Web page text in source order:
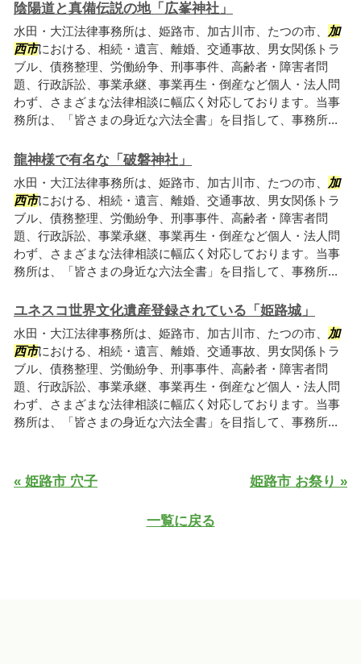
陰陽道と真備伝説の地「広峯神社」
水田・大江法律事務所は、姫路市、加古川市、たつの市、 加
西市における、相続・遺言、離婚、交通事故、男女関係トラ
ブル、債務整理、労働紛争、刑事事件、高齢者・障害者問
題、行政訴訟、事業承継、事業再生・倒産など個人・法人問
わず、さまざまな法律相談に幅広く対応しております。当事
務所は、「皆さまの身近な六法全書」を目指して、事務所...
龍神様で有名な「破磐神社」
水田・大江法律事務所は、姫路市、加古川市、たつの市、
加
西市における、相続・遺言、離婚、交通事故、男女関係トラ
ブル、債務整理、労働紛争、刑事事件、高齢者・障害者問
題、行政訴訟、事業承継、事業再生・倒産など個人・法人問
わず、さまざまな法律相談に幅広く対応しております。当事
務所は、「皆さまの身近な六法全書」を目指して、事務所...
ユネスコ世界文化遺産登録されている「姫路城」
水田・大江法律事務所は、姫路市、加古川市、たつの市、 加
西市における、相続・遺言、離婚、交通事故、男女関係トラ
ブル、債務整理、労働紛争、刑事事件、高齢者・障害者問
題、行政訴訟、事業承継、事業再生・倒産など個人・法人問
わず、さまざまな法律相談に幅広く対応しております。当事
務所は、「皆さまの身近な六法全書」を目指して、事務所...
« 姫路市 穴子 姫路市 お祭り »
一覧に戻る